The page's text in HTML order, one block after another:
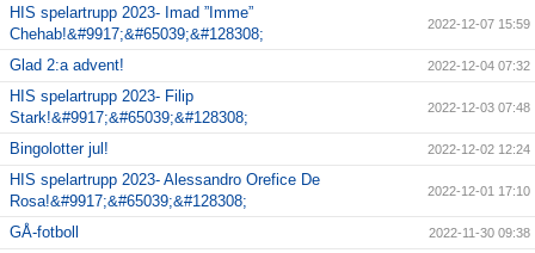
HIS spelartrupp 2023- Imad ”Imme”
Chehab!&#9917;&#65039;&#128308;
2022-12-07 15:59
Glad 2:a advent! 2022-12-04 07:32
HIS spelartrupp 2023- Filip
Stark!&#9917;&#65039;&#128308;
2022-12-03 07:48
Bingolotter jul! 2022-12-02 12:24
HIS spelartrupp 2023- Alessandro Orefice De
Rosa!&#9917;&#65039;&#128308;
2022-12-01 17:10
GÅ-fotboll 2022-11-30 09:38